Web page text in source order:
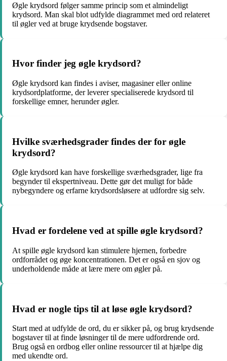
Øgle krydsord følger samme princip som et almindeligt
krydsord. Man skal blot udfylde diagrammet med ord relateret
til øgler ved at bruge krydsende bogstaver.
Hvor finder jeg øgle krydsord?
Øgle krydsord kan findes i aviser, magasiner eller online
krydsordplatforme, der leverer specialiserede krydsord til
forskellige emner, herunder øgler.
Hvilke sværhedsgrader findes der for øgle
krydsord?
Øgle krydsord kan have forskellige sværhedsgrader, lige fra
begynder til ekspertniveau. Dette gør det muligt for både
nybegyndere og erfarne krydsordsløsere at udfordre sig selv.
Hvad er fordelene ved at spille øgle krydsord?
At spille øgle krydsord kan stimulere hjernen, forbedre
ordforrådet og øge koncentrationen. Det er også en sjov og
underholdende måde at lære mere om øgler på.
Hvad er nogle tips til at løse øgle krydsord?
Start med at udfylde de ord, du er sikker på, og brug krydsende
bogstaver til at finde løsninger til de mere udfordrende ord.
Brug også en ordbog eller online ressourcer til at hjælpe dig
med ukendte ord.